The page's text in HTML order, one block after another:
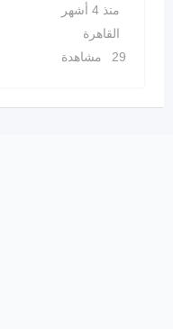
منذ 4 أشهر
القاهرة
29 مشاهدة